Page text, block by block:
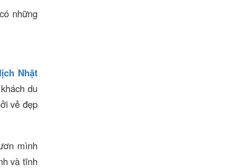
những
Nhật
du
vẻ đẹp
mình
và tĩnh